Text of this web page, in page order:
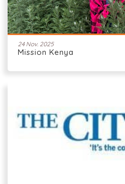
24 Nov. 2025
Mission Kenya